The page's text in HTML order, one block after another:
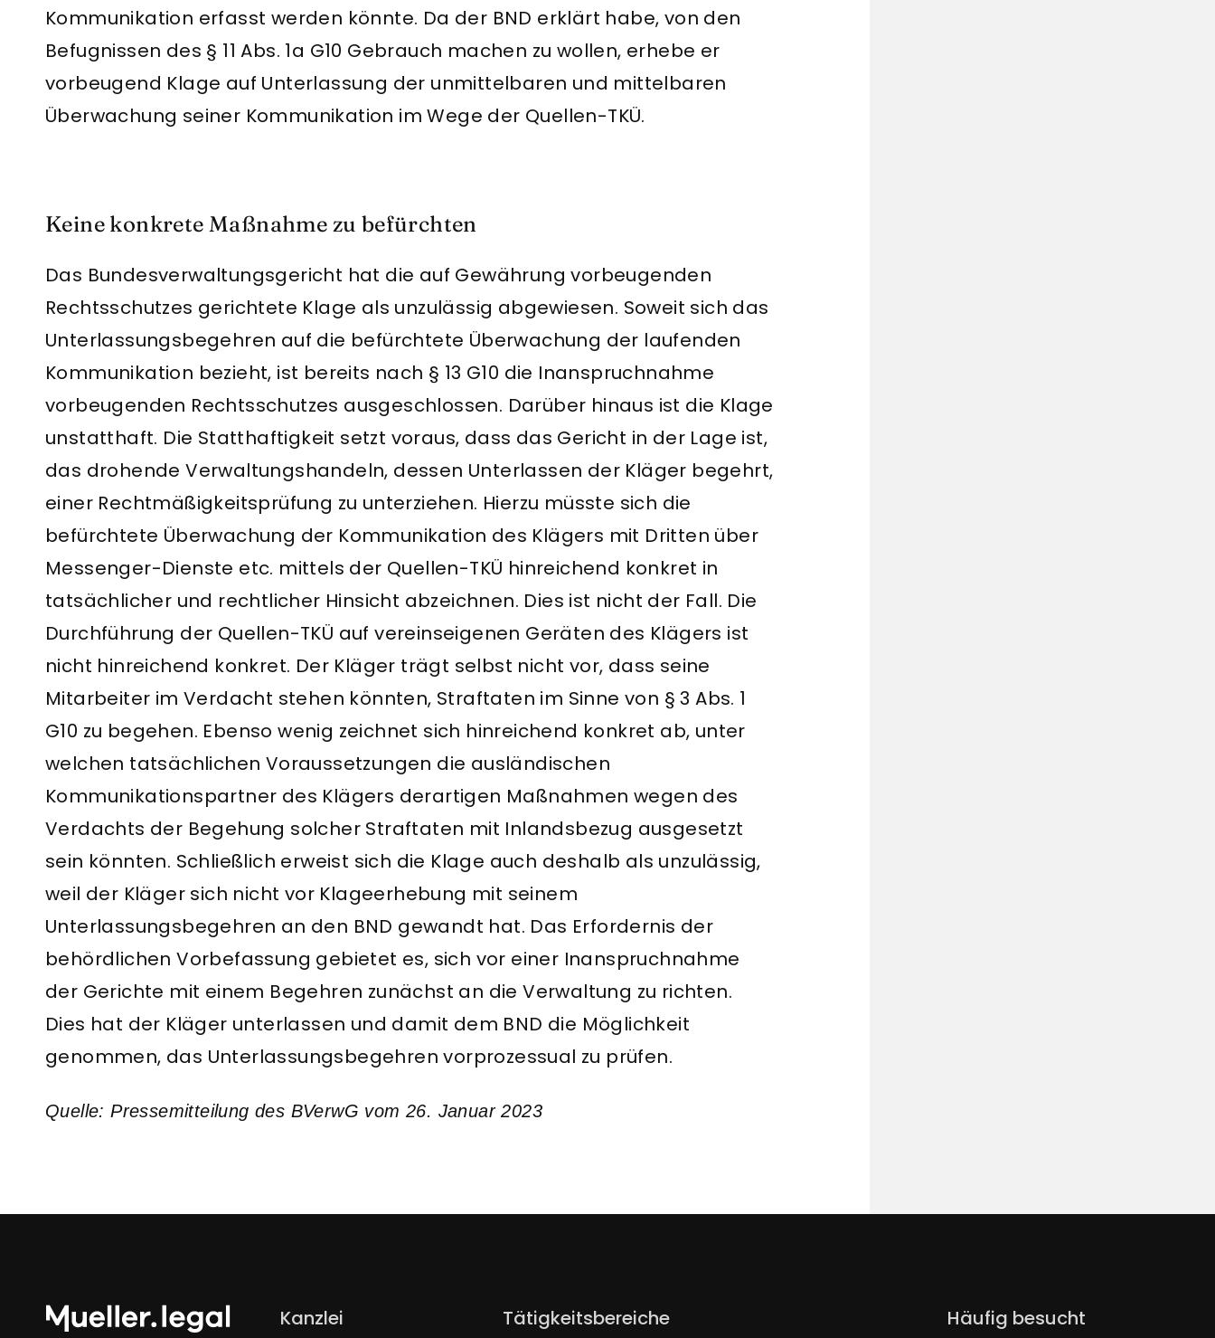
Kommunikation erfasst werden könnte. Da der BND erklärt habe, von den
Befugnissen des § 11 Abs. 1a G10 Gebrauch machen zu wollen, erhebe er
vorbeugend Klage auf Unterlassung der unmittelbaren und mittelbaren
Überwachung seiner Kommunikation im Wege der Quellen-TKÜ.
Keine konkrete Maßnahme zu befürchten
Das Bundesverwaltungsgericht hat die auf Gewährung vorbeugenden
Rechtsschutzes gerichtete Klage als unzulässig abgewiesen. Soweit sich das
Unterlassungsbegehren auf die befürchtete Überwachung der laufenden
Kommunikation bezieht, ist bereits nach § 13 G10 die Inanspruchnahme
vorbeugenden Rechtsschutzes ausgeschlossen. Darüber hinaus ist die Klage
unstatthaft. Die Statthaftigkeit setzt voraus, dass das Gericht in der Lage ist,
das drohende Verwaltungshandeln, dessen Unterlassen der Kläger begehrt,
einer Rechtmäßigkeitsprüfung zu unterziehen. Hierzu müsste sich die
befürchtete Überwachung der Kommunikation des Klägers mit Dritten über
Messenger-Dienste etc. mittels der Quellen-TKÜ hinreichend konkret in
tatsächlicher und rechtlicher Hinsicht abzeichnen. Dies ist nicht der Fall. Die
Durchführung der Quellen-TKÜ auf vereinseigenen Geräten des Klägers ist
nicht hinreichend konkret. Der Kläger trägt selbst nicht vor, dass seine
Mitarbeiter im Verdacht stehen könnten, Straftaten im Sinne von § 3 Abs. 1
G10 zu begehen. Ebenso wenig zeichnet sich hinreichend konkret ab, unter
welchen tatsächlichen Voraussetzungen die ausländischen
Kommunikationspartner des Klägers derartigen Maßnahmen wegen des
Verdachts der Begehung solcher Straftaten mit Inlandsbezug ausgesetzt
sein könnten. Schließlich erweist sich die Klage auch deshalb als unzulässig,
weil der Kläger sich nicht vor Klageerhebung mit seinem
Unterlassungsbegehren an den BND gewandt hat. Das Erfordernis der
behördlichen Vorbefassung gebietet es, sich vor einer Inanspruchnahme
der Gerichte mit einem Begehren zunächst an die Verwaltung zu richten.
Dies hat der Kläger unterlassen und damit dem BND die Möglichkeit
genommen, das Unterlassungsbegehren vorprozessual zu prüfen.
Quelle: Pressemitteilung des BVerwG vom 26. Januar 2023
Navigation
Kanzlei
Navigation
Tätigkeitsbereiche
Navigation
Häufig besucht